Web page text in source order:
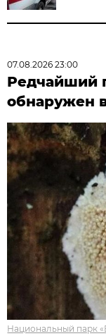
07.08.2026 23:00
Редчайший
обнаружен
Национальный парк